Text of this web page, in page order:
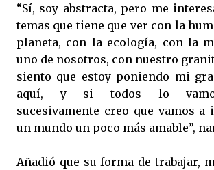
“Sí, soy abstracta, pero me
temas que tiene que ver con la
planeta, con la ecología, con la
uno de nosotros, con nuestro
siento que estoy poniendo mi
aquí, y si todos lo
sucesivamente creo que vamos
un mundo un poco más amable”,
Añadió que su forma de trabajar,